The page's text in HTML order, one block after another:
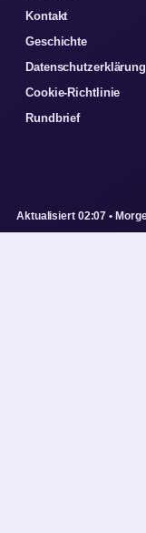
Kontakt
Geschichte
Datenschutzerklärung
Cookie-Richtlinie
Rundbrief
Aktualisiert 02:07 •